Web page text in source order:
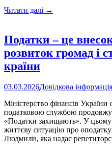
Читати далі Оголошено
здобуття
премії
у
інформаційної
діяльності
→
Податки – це
розвиток громад і
країни
03.03.2026Довідкова інформація
Міністерство фінансів
податковою службою
«Податки захищають». У цьому
життєву ситуацію про
Людмили, яка надає